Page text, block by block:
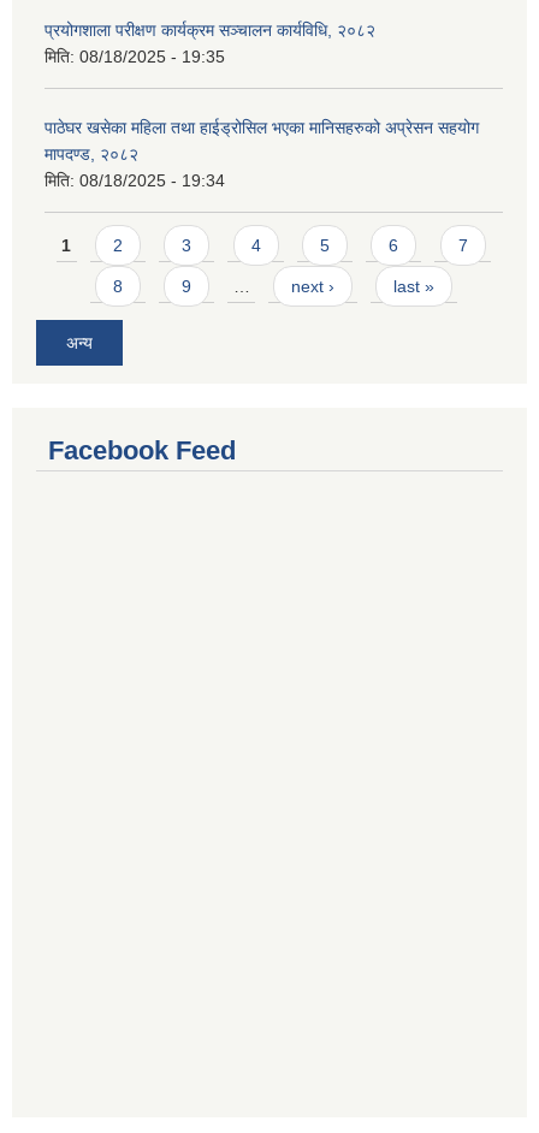
प्रयोगशाला परीक्षण कार्यक्रम सञ्चालन कार्यविधि, २०८२
मिति: 08/18/2025 - 19:35
पाठेघर खसेका महिला तथा हाईड्रोसिल भएका मानिसहरुको अप्रेसन सहयोग
मापदण्ड, २०८२
मिति: 08/18/2025 - 19:34
Pages
1 2 3 4 5 6 7
8 9 … next › last »
अन्य
Facebook Feed